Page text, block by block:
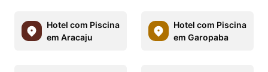
Hotel com Piscina
em Aracaju
Hotel com Piscina
em Garopaba